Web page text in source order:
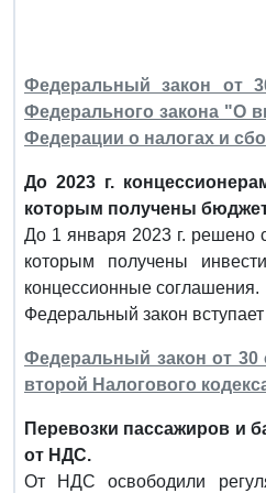
Федеральный закон от
Федерального закона "О
Федерации о налогах и
До 2023 г.
которым получены
До 1 января 2023 г. решено
которым получены
концессионные соглашения.
Федеральный закон
Федеральный закон от 30
второй Налогового
Перевозки пассажиров и
от НДС.
От НДС освободили